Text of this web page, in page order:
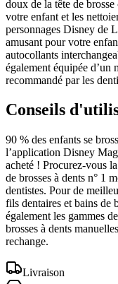
doux de la tête de
votre enfant et les
personnages Disney de
amusant pour votre
autocollants
également équipée d’un
recommandé par les
Conseils
90 % des enfants se
l’application Disney
acheté ! Procurez-vous
de brosses à dents n° 1
dentistes. Pour de
fils dentaires et bains de
également les gammes
brosses à dents
rechange.
Livraison